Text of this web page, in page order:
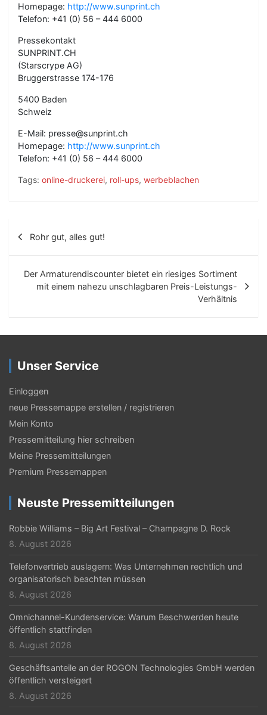
Homepage: http://www.sunprint.ch
Telefon: +41 (0) 56 – 444 6000
Pressekontakt
SUNPRINT.CH
(Starscrype AG)
Bruggerstrasse 174-176
5400 Baden
Schweiz
E-Mail: presse@sunprint.ch
Homepage: http://www.sunprint.ch
Telefon: +41 (0) 56 – 444 6000
Tags: online-druckerei, roll-ups, werbeblachen
a
s
-
N
a
v
i
g
a
t
i
o
n
Rohr gut, alles gut!
Der Armaturendiscounter bietet ein riesiges Sortiment
mit einem nahezu unschlagbaren Preis-Leistungs-
Verhältnis
Unser Service
Einloggen
neue Pressemappe erstellen / registrieren
Mein Konto
Pressemitteilung hier schreiben
Meine Pressemitteilungen
Premium Pressemappen
Neuste Pressemitteilungen
Robbie Williams – Big Art Festival – Champagne D. Rock
8. August 2026
Telefonvertrieb auslagern: Was Unternehmen rechtlich und
organisatorisch beachten müssen
8. August 2026
Omnichannel-Kundenservice: Warum Beschwerden heute
öffentlich stattfinden
8. August 2026
Geschäftsanteile an der ROGON Technologies GmbH werden
öffentlich versteigert
8. August 2026